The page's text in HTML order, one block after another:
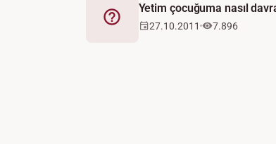
Fetva
Yetim çocuğuma nasıl
27.10.2011 7.896